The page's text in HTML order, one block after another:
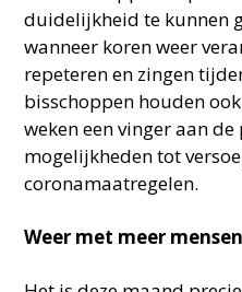
duidelijkheid te kunnen
wanneer koren weer
repeteren en zingen
bisschoppen houden
weken een vinger aan
mogelijkheden tot
coronamaatregelen.
Weer met meer